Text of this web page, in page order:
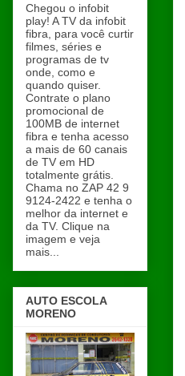
Chegou o infobit
play! A TV da infobit
fibra, para você curtir
filmes, séries e
programas de tv
onde, como e
quando quiser.
Contrate o plano
promocional de
100MB de internet
fibra e tenha acesso
a mais de 60 canais
de TV em HD
totalmente grátis.
Chama no ZAP 42 9
9124-2422 e tenha o
melhor da internet e
da TV. Clique na
imagem e veja
mais...
AUTO ESCOLA
MORENO